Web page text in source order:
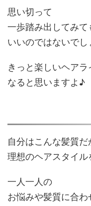
思い切って
一歩踏み出してみて
いいのではないでし
きっと楽しいヘアラ
なると思いますよ♪
自分はこんな髪質だ
理想のヘアスタイル
一人一人の
お悩みや髪質に合わ